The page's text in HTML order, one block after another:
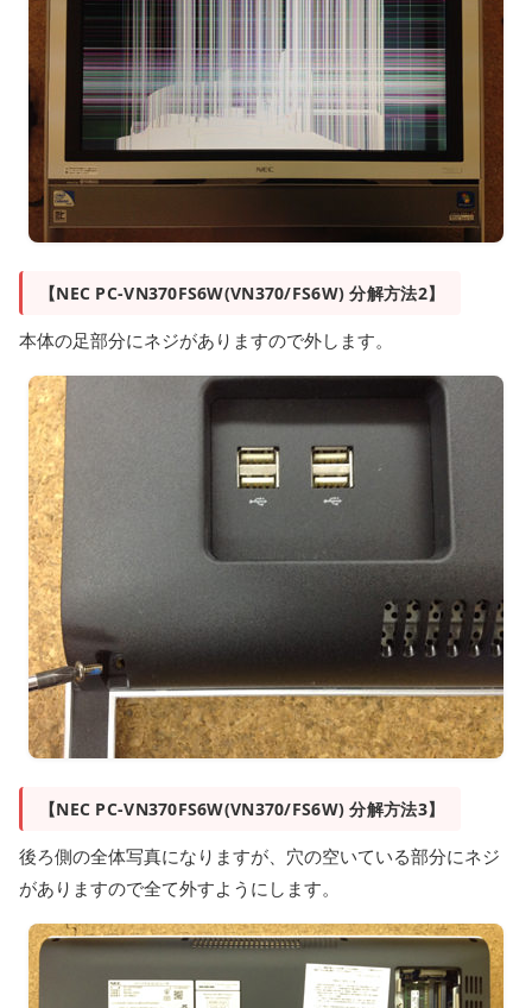
【NEC PC-VN370FS6W(VN370/FS6W) 分解方法2】
本体の足部分にネジがありますので外します。
【NEC PC-VN370FS6W(VN370/FS6W) 分解方法3】
後ろ側の全体写真になりますが、穴の空いている部分にネジ
がありますので全て外すようにします。